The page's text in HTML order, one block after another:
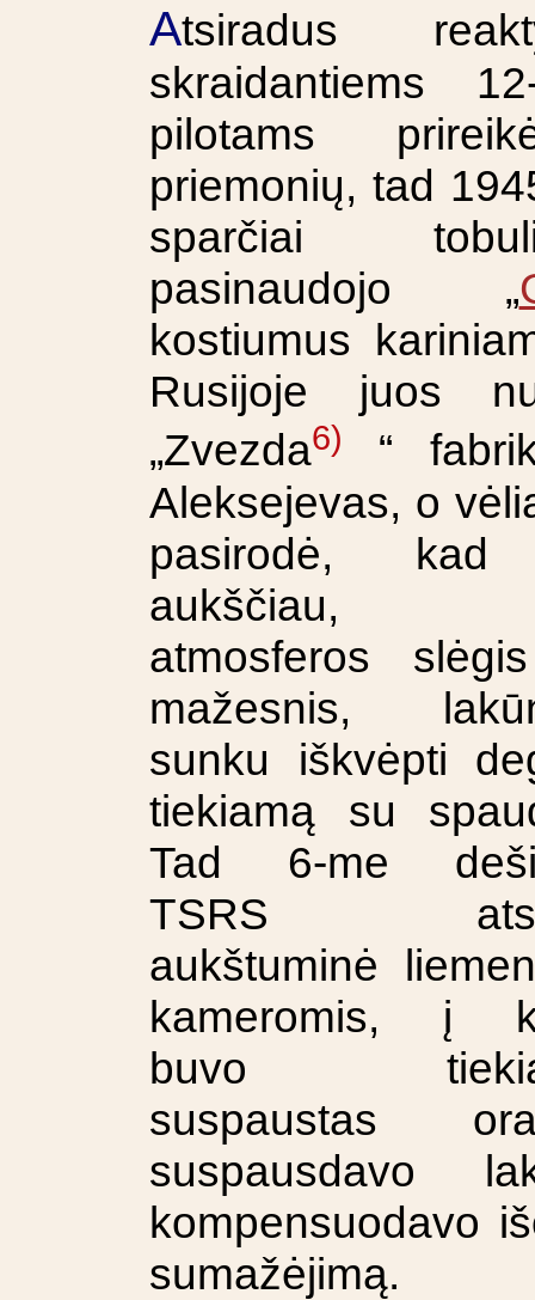
Atsiradus
skraidantiems
pilotams
priemonių, tad
sparčiai
pasinaudojo „
kostiumus
Rusijoje juos
„Zvezda6)
“
Aleksejevas, o
pasirodė,
aukščiau,
atmosferos
mažesnis,
sunku iškvėpti
tiekiamą su
Tad 6-me
TSRS
aukštuminė
kameromis, į
buvo
suspaustas
suspausdavo
kompensuodavo
sumažėjimą.